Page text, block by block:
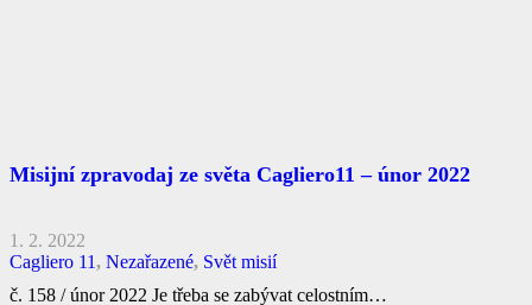
Misijní zpravodaj ze světa Cagliero11 – únor 2022
1. 2. 2022
Cagliero 11 , Nezařazené, Svět misií
č. 158 / únor 2022 Je třeba se zabývat celostním…